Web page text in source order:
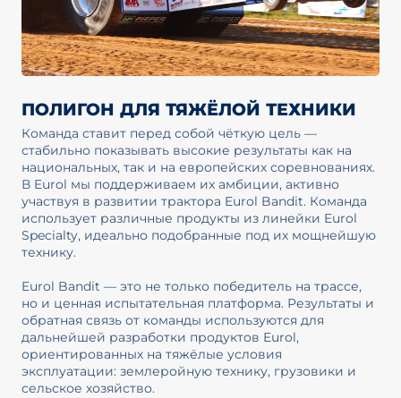
ПОЛИГОН ДЛЯ ТЯЖЁЛОЙ ТЕХНИКИ
Команда ставит перед собой чёткую цель —
стабильно показывать высокие результаты как на
национальных, так и на европейских соревнованиях.
В Eurol мы поддерживаем их амбиции, активно
участвуя в развитии трактора Eurol Bandit. Команда
использует различные продукты из линейки Eurol
Specialty, идеально подобранные под их мощнейшую
технику.
Eurol Bandit — это не только победитель на трассе,
но и ценная испытательная платформа. Результаты и
обратная связь от команды используются для
дальнейшей разработки продуктов Eurol,
ориентированных на тяжёлые условия
эксплуатации: землеройную технику, грузовики и
сельское хозяйство.